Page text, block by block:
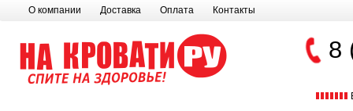
О компании Доставка Оплата Контакты
8